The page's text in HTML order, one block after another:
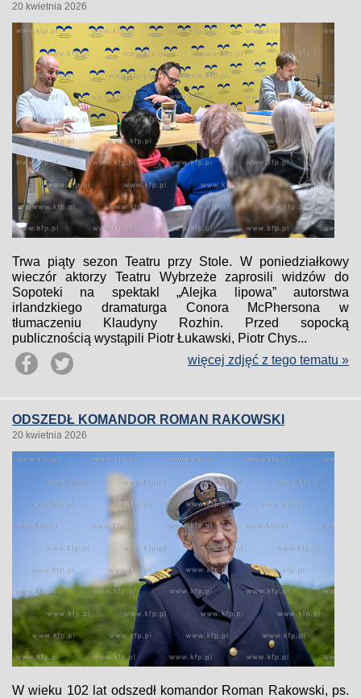
20 kwietnia 2026
Trwa piąty sezon Teatru przy Stole. W poniedziałkowy
wieczór aktorzy Teatru Wybrzeże zaprosili widzów do
Sopoteki na spektakl „Alejka lipowa” autorstwa
irlandzkiego dramaturga Conora McPhersona w
tłumaczeniu Klaudyny Rozhin. Przed sopocką
publicznością wystąpili Piotr Łukawski, Piotr Chys...
więcej zdjęć z tego tematu »
ODSZEDŁ KOMANDOR ROMAN RAKOWSKI
20 kwietnia 2026
W wieku 102 lat odszedł komandor Roman Rakowski, ps.